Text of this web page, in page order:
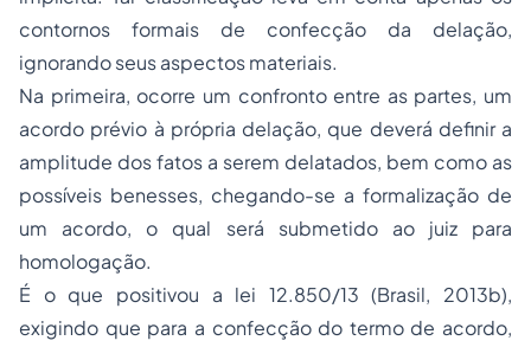
contornos formais de confecção da delação,
ignorando seus aspectos materiais.
Na primeira, ocorre um confronto entre as partes, um
acordo prévio à própria delação, que deverá definir a
amplitude dos fatos a serem delatados, bem como as
possíveis benesses, chegando-se a formalização de
um acordo, o qual será submetido ao juiz para
homologação.
É o que positivou a lei 12.850/13 (Brasil, 2013b),
exigindo que para a confecção do termo de acordo,